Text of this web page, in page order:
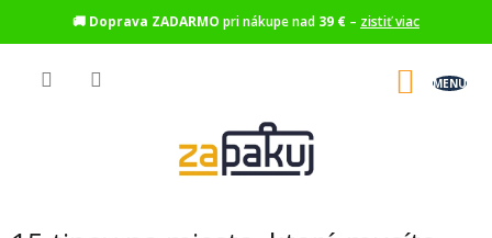
🚚 Doprava ZADARMO pri nákupe nad 39 € – zistiť viac